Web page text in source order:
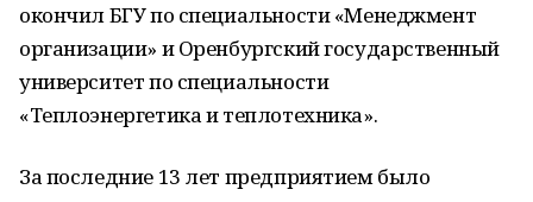
окончил БГУ по специальности «Менеджмент
организации» и Оренбургский государственный
университет по специальности
«Теплоэнергетика и теплотехника».
За последние 13 лет предприятием было